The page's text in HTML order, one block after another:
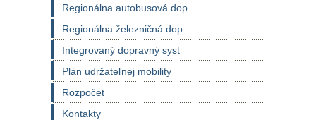
Regionálna autobusová dop
Regionálna železničná dop
Integrovaný dopravný syst
Plán udržateľnej mobility
Rozpočet
Kontakty